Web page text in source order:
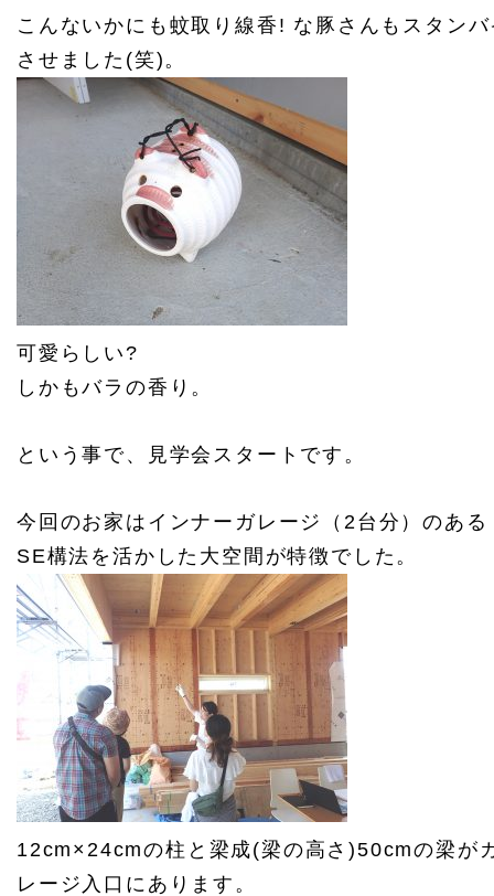
こんないかにも蚊取り線香! な豚さんもスタンバ
させました(笑)。
可愛らしい?
しかもバラの香り。
という事で、見学会スタートです。
今回のお家はインナーガレージ（2台分）のある
SE構法を活かした大空間が特徴でした。
12cm×24cmの柱と梁成(梁の高さ)50cmの梁が
レージ入口にあります。